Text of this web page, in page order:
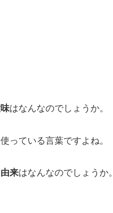
はなんなのでしょうか。
っている言葉ですよね。
由来はなんなのでしょうか。